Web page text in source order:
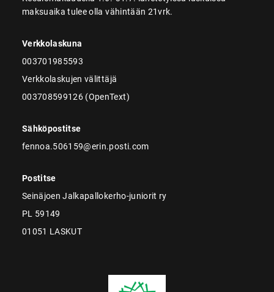
maksuaika tulee olla vähintään 21vrk.
Verkkolaskuna
003701985593
Verkkolaskujen välittäjä
003708599126 (OpenText)
Sähköpostitse
fennoa.506159@erin.posti.com
Postitse
Seinäjoen Jalkapallokerho-juniorit ry
PL 59149
01051 LASKUT